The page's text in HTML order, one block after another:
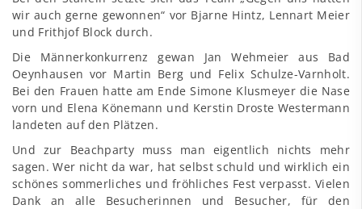
wir auch gerne gewonnen“ vor Bjarne Hintz, Lennart Meier
und Frithjof Block durch.
Die Männerkonkurrenz gewan Jan Wehmeier aus Bad
Oeynhausen vor Martin Berg und Felix Schulze-Varnholt.
Bei den Frauen hatte am Ende Simone Klusmeyer die Nase
vorn und Elena Könemann und Kerstin Droste Westermann
landeten auf den Plätzen.
Und zur Beachparty muss man eigentlich nichts mehr
sagen. Wer nicht da war, hat selbst schuld und wirklich ein
schönes sommerliches und fröhliches Fest verpasst. Vielen
Dank an alle Besucherinnen und Besucher, für den